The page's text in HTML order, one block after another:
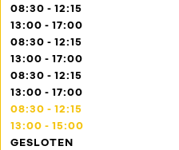
08:30 - 12:15
13:00 - 17:00
08:30 - 12:15
13:00 - 17:00
08:30 - 12:15
13:00 - 17:00
08:30 - 12:15
13:00 - 15:00
GESLOTEN